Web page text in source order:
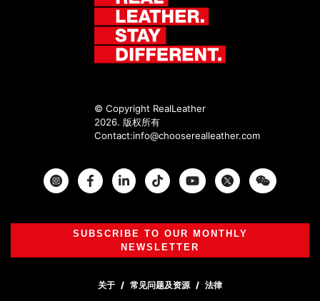
© Copyright RealLeather
2026. 版权所有
Contact:info@chooserealleather.com
InstagramFacebook Twitter
SUBSCRIBE TO OUR MONTHLY
NEWSLETTER
关于 常见问题及资源 法律